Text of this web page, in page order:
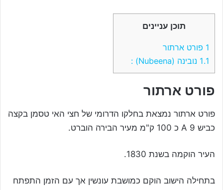
תוכן עניינים
1 פורט ארתור
1.1 נובינה (Nubeena) :
פורט ארתור
פורט ארתור נמצאת בחלקו הדרומי של חצי האי טסמן בקצה
כביש 9
A כ 100 ק"מ מעיר הבירה הוברט.
העיר הוקמה בשנת 1830.
בתחילה הישוב הוקם כמושבת עונשין אך עם הזמן התפתח